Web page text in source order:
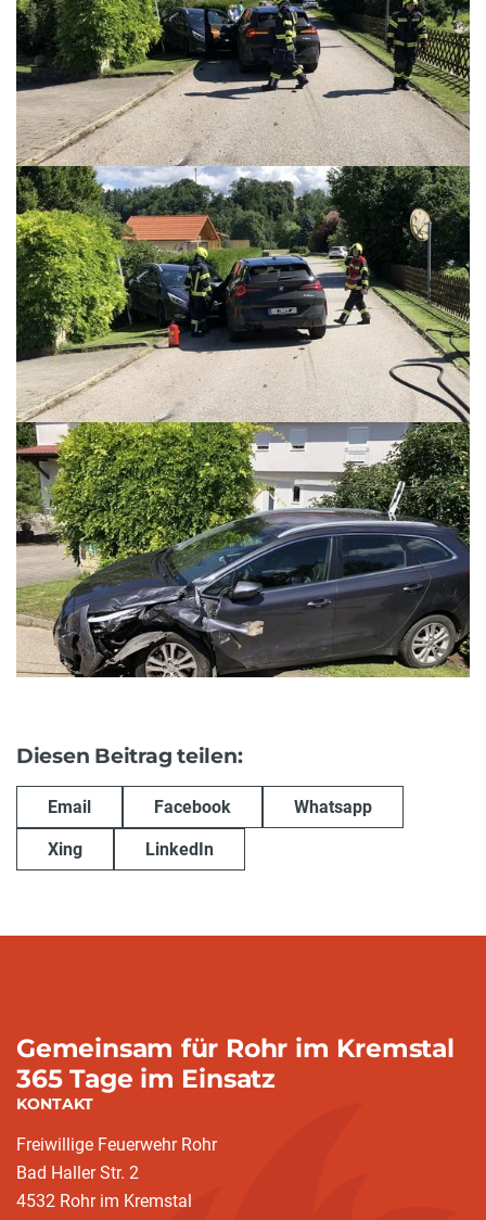
Diesen Beitrag teilen:
Email Facebook Whatsapp
Xing LinkedIn
Gemeinsam für Rohr im Kremstal
365 Tage im Einsatz
KONTAKT
Freiwillige Feuerwehr Rohr
Bad Haller Str. 2
4532 Rohr im Kremstal